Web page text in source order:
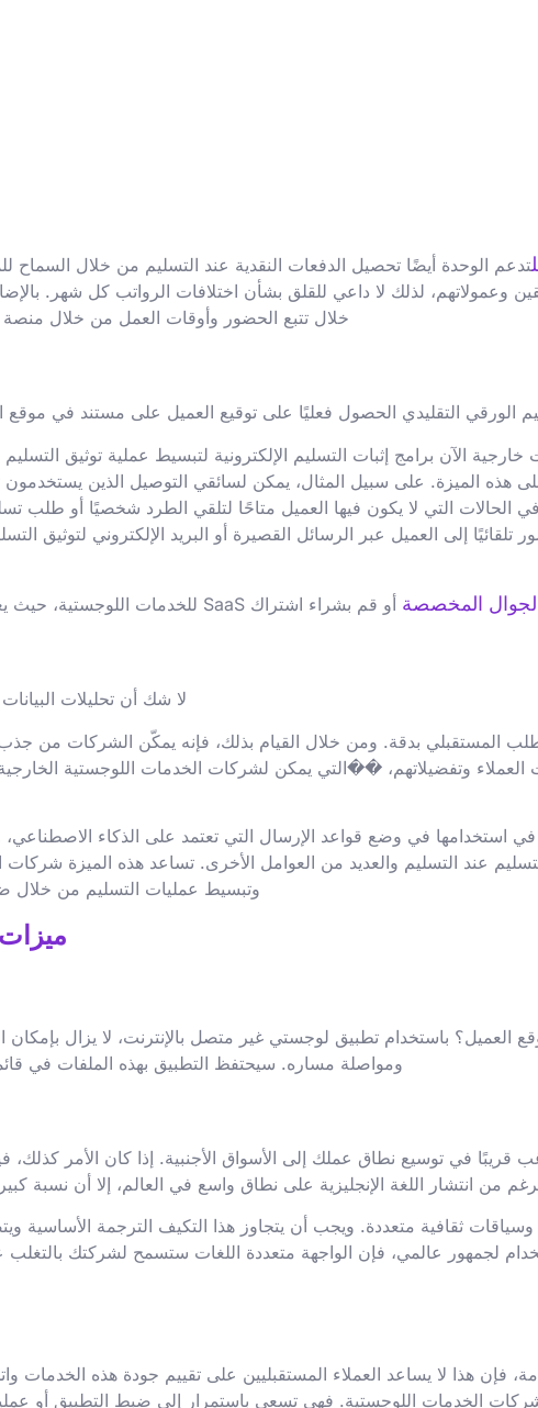
تدعم الوحدة أيضًا تحصيل الدفعات النقدية عند التسليم من خلال السماح
وعمولاتهم، لذلك لا داعي للقلق بشأن اختلافات الرواتب كل شهر.
خلال تتبع الحضور وأوقات العمل من خلال
الورقي التقليدي الحصول فعليًا على توقيع العميل على مستند في
الآن برامج إثبات التسليم الإلكترونية لتبسيط عملية توثيق
في الحالات التي لا يكون فيها العميل متاحًا لتلقي الطرد شخصيًا أو
إلى العميل عبر الرسائل القصيرة أو البريد الإلكتروني لتوثيق
المخصصة أو قم بشراء اشتراك SaaS للخدمات اللوجستية، حيث يعد إثبات التسليم الإلكتروني ميزة رائعة يجب أن تتمتع بها.
لا شك أن تحليلات
المستقبلي بدقة. ومن خلال القيام بذلك، فإنه يمكّن الشركات من جذب
وتفضيلاتهم، ��التي يمكن لشركات الخدمات اللوجستية الخارجية
في استخدامها في وضع قواعد الإرسال التي تعتمد على الذكاء
عند التسليم والعديد من العوامل الأخرى. تساعد هذه الميزة
وتبسيط عمليات التسليم من خلال
العميل؟ باستخدام تطبيق لوجستي غير متصل بالإنترنت، لا يزال بإمكان
ومواصلة مساره. سيحتفظ التطبيق بهذه الملفات في
قريبًا في توسيع نطاق عملك إلى الأسواق الأجنبية. إذا كان الأمر
من انتشار اللغة الإنجليزية على نطاق واسع في العالم، إلا أن نسبة
ثقافية متعددة. ويجب أن يتجاوز هذا التكيف الترجمة الأساسية
لجمهور عالمي، فإن الواجهة متعددة اللغات ستسمح لشركتك
فإن هذا لا يساعد العملاء المستقبليين على تقييم جودة هذه
الخدمات اللوجستية. فهي تسعى باستمرار إلى ضبط التطبيق أو